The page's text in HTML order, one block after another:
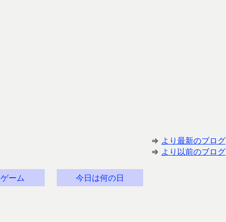
⇒ より最新のブログ
⇒ より以前のブログ
ーム 今日は何の日